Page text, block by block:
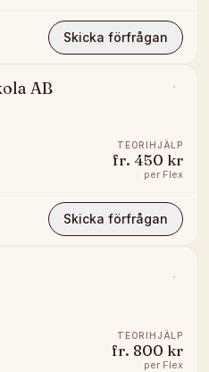
Skicka förfrågan
AB
TEORIHJÄLP
fr. 450 kr
per Flex
Skicka förfrågan
TEORIHJÄLP
fr. 800 kr
per Flex